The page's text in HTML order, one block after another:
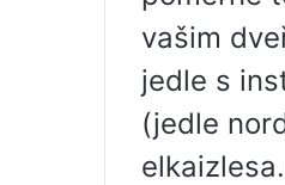
vašim
jedle s
(jedle